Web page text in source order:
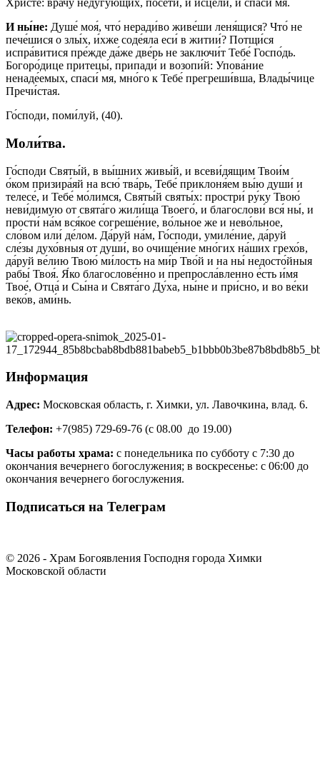
Христе́: врачу́ неду́гующих, посети́, и исцели́, и спаси́ мя.
И ны́не: Душе́ моя́, что́ неради́во живе́ши леня́щися? Что́ не
пече́шися о злы́х, и́хже соде́яла еси́ в житии́? Потщи́ся
испра́витися пре́жде да́же две́рь не заключи́т Тебе́ Госпо́дь.
Богоро́дице притецы́, припади́ и возопи́й: Упова́ние
ненаде́емых, спаси́ мя, мно́го к Тебе́ прегреши́вша, Влады́чице
Пречи́стая.
Го́споди, поми́луй, (40).
Моли́тва.
Го́споди Святы́й, в вы́шних живы́й, и всеви́дящим Твои́м
о́ком призира́яй на всю́ тва́рь, Тебе́ приклоня́ем вы́ю души́ и
телесе́, и Тебе́ мо́лимся, Святы́й святы́х: простри́ ру́ку Твою́
неви́димую от свята́го жили́ща Твоего́, и благослови́ вся́ ны́, и
прости́ на́м вся́кое согреше́ние, во́льное же и нево́льное,
сло́вом или́ де́лом. Да́руй на́м, Го́споди, умиле́ние, да́руй
сле́зы духо́вныя от души́, во очище́ние мно́гих на́ших грехо́в,
да́руй ве́лию Твою́ ми́лость на ми́р Тво́й и на ны́ недосто́йныя
рабы́ Твоя́. Я́ко благослове́нно и препросла́вленно е́сть и́мя
Твое́, Отца́ и Сы́на и Свята́го Ду́ха, ны́не и при́сно, и во ве́ки
веко́в, ами́нь.
Информация
Адрес: Московская область, г. Химки, ул. Лавочкина, влад. 6.
Телефон: +7(985) 729-69-76 (с 08.00 до 19.00)
Часы работы храма: с понедельника по субботу с 7:30 до
окончания вечернего богослужения; в воскресенье: с 06:00 до
окончания вечернего богослужения.
Подписаться на Телеграм
© 2026 - Храм Богоявления Господня города Химки
Московской области